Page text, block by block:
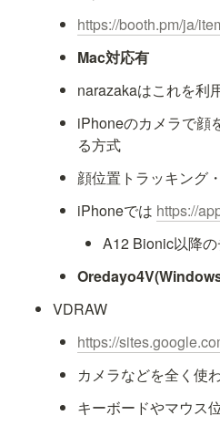
https://booth.pm/ja/
Mac対応有
narazakaはこれを利
iPhoneのカメラで顔
る方式
顔位置トラッキング
iPhoneでは https://
A12 Bionic以降
VDRAW
https://
カメラなどを全く使
キーボードやマウス